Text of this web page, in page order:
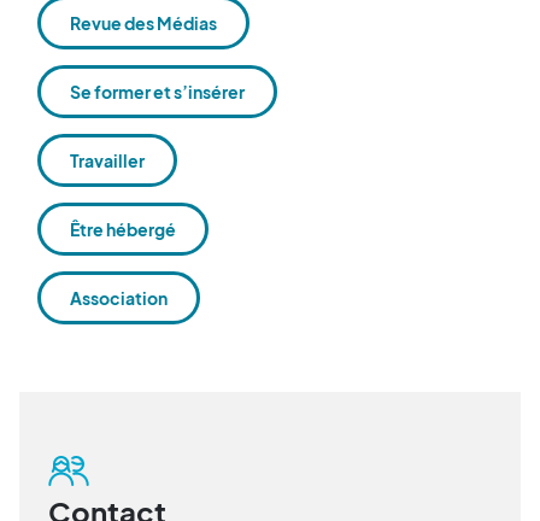
Revue des Médias
Se former et s’insérer
Travailler
Être hébergé
Association
Contact